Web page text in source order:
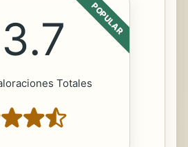
POPULAR
3.7
Totales